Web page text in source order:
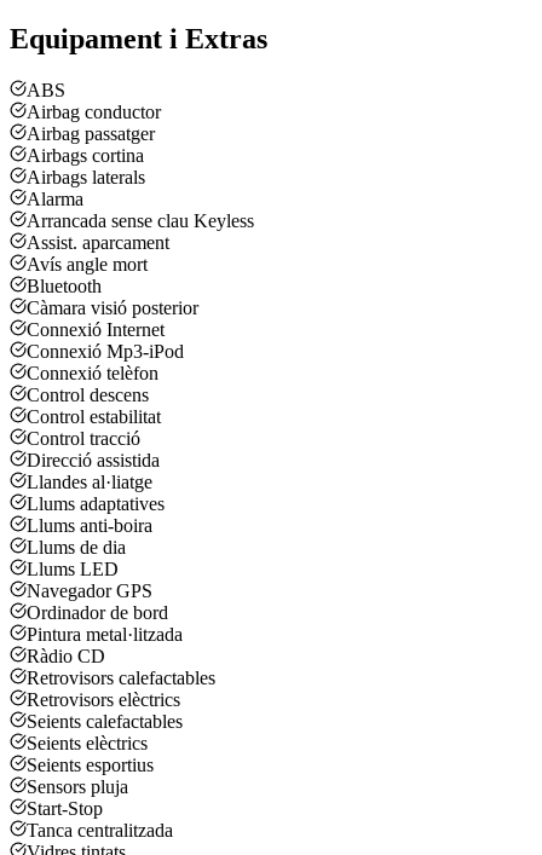
Equipament i Extras
ABS
Airbag conductor
Airbag passatger
Airbags cortina
Airbags laterals
Alarma
Arrancada sense clau Keyless
Assist. aparcament
Avís angle mort
Bluetooth
Càmara visió posterior
Connexió Internet
Connexió Mp3-iPod
Connexió telèfon
Control descens
Control estabilitat
Control tracció
Direcció assistida
Llandes al·liatge
Llums adaptatives
Llums anti-boira
Llums de dia
Llums LED
Navegador GPS
Ordinador de bord
Pintura metal·litzada
Ràdio CD
Retrovisors calefactables
Retrovisors elèctrics
Seients calefactables
Seients elèctrics
Seients esportius
Sensors pluja
Start-Stop
Tanca centralitzada